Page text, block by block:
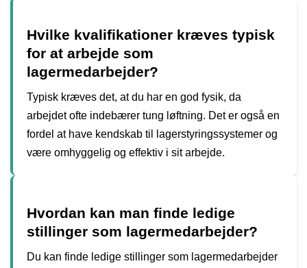
Hvilke kvalifikationer kræves typisk
for at arbejde som
lagermedarbejder?
Typisk kræves det, at du har en god fysik, da
arbejdet ofte indebærer tung løftning. Det er også en
fordel at have kendskab til lagerstyringssystemer og
være omhyggelig og effektiv i sit arbejde.
Hvordan kan man finde ledige
stillinger som lagermedarbejder?
Du kan finde ledige stillinger som lagermedarbejder